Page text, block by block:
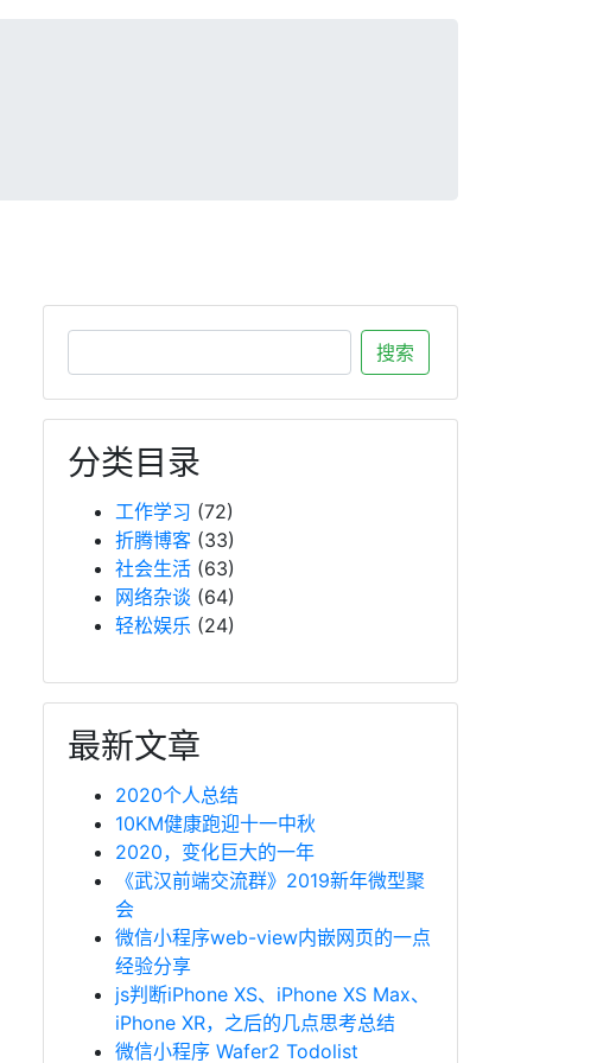
分类目录
工作学习 (72)
折腾博客 (33)
社会生活 (63)
网络杂谈 (64)
轻松娱乐 (24)
最新文章
2020个人总结
10KM健康跑迎十一中秋
2020，变化巨大的一年
《武汉前端交流群》2019新年微型聚
会
微信小程序web-view内嵌网页的一点
经验分享
js判断iPhone XS、iPhone XS Max、
iPhone XR，之后的几点思考总结
微信小程序 Wafer2 Todolist